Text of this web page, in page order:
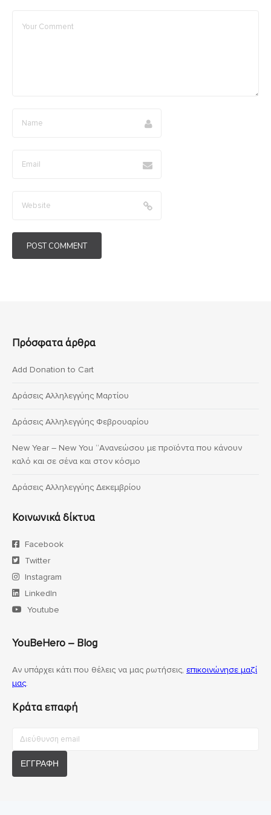
Πρόσφατα άρθρα
Add Donation to Cart
Δράσεις Αλληλεγγύης Μαρτίου
Δράσεις Αλληλεγγύης Φεβρουαρίου
New Year – New You “Ανανεώσου με προϊόντα που κάνουν
καλό και σε σένα και στον κόσμο
Δράσεις Αλληλεγγύης Δεκεμβρίου
Κοινωνικά δίκτυα
Facebook
Twitter
Instagram
LinkedIn
Youtube
YouBeHero – Blog
Αν υπάρχει κάτι που θέλεις να μας ρωτήσεις, επικοινώνησε μαζί
μας.
Κράτα επαφή